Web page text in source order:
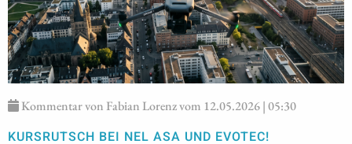
Kommentar von Fabian Lorenz vom 12.05.2026 | 05:30
KURSRUTSCH BEI NEL ASA UND EVOTEC!